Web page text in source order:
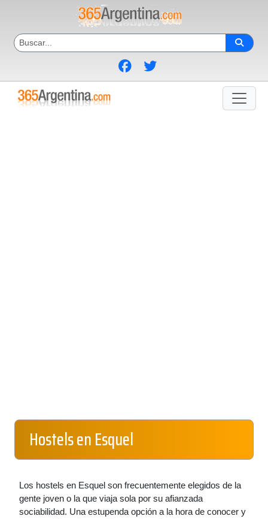
Hostels en Esquel
Los hostels en Esquel son frecuentemente elegidos de la
gente joven o la que viaja sola por su afianzada
sociabilidad. Una estupenda opción a la hora de conocer y